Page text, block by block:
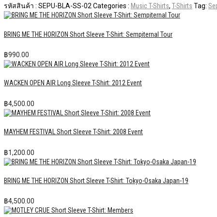
รหัสสินค้า : SEPU-BLA-SS-02Categories : Music T-Shirts, T-Shirts Tag:
BRING ME THE HORIZON Short Sleeve T-Shirt: Sempiternal Tour
฿990.00
WACKEN OPEN AIR Long Sleeve T-Shirt: 2012 Event
฿4,500.00
MAYHEM FESTIVAL Short Sleeve T-Shirt: 2008 Event
฿1,200.00
BRING ME THE HORIZON Short Sleeve T-Shirt: Tokyo-Osaka Japan-19
฿4,500.00